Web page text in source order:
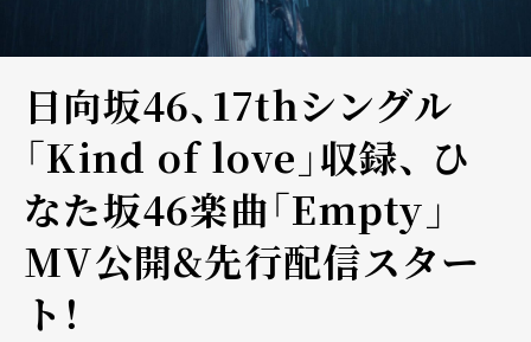
日向坂46、17thシングル
「Kind of love」収録、 ひ
なた坂46楽曲「Empty」
MV公開&先行配信スター
ト！